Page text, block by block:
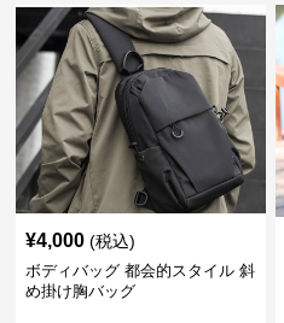
¥4,000 (税込)
ボディバッグ 都会的スタイル 斜
め掛け胸バッグ